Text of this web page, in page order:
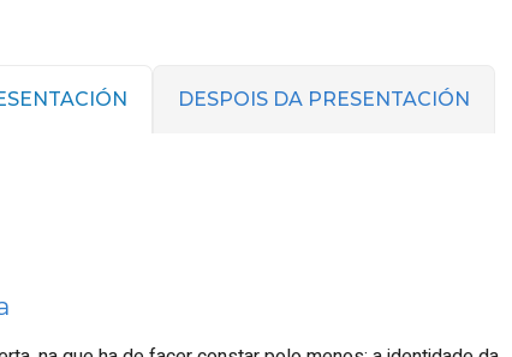
DESPOIS DA PRESENTACIÓN